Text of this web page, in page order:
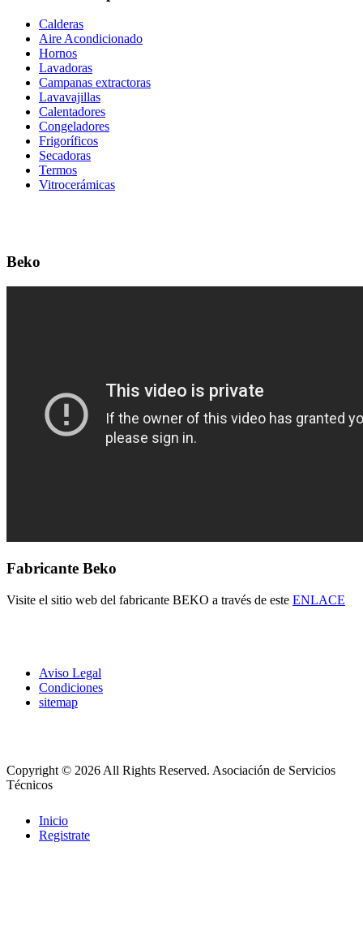
Calderas
Aire Acondicionado
Hornos
Lavadoras
Campanas extractoras
Lavavajillas
Calentadores
Congeladores
Frigoríficos
Secadoras
Termos
Vitrocerámicas
Beko
Fabricante Beko
Visite el sitio web del fabricante BEKO a través de este ENLACE
Aviso Legal
Condiciones
sitemap
Copyright © 2026 All Rights Reserved. Asociación de Servicios
Técnicos
Inicio
Registrate